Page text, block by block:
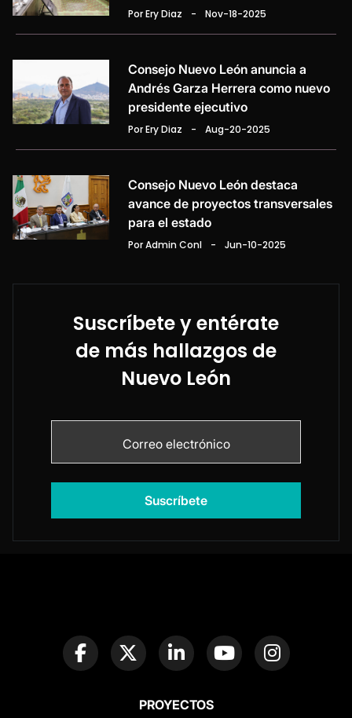
Por Ery Diaz - Nov-18-2025
Consejo Nuevo León anuncia a
Andrés Garza Herrera como nuevo
presidente ejecutivo
Por Ery Diaz - Aug-20-2025
Consejo Nuevo León destaca
avance de proyectos transversales
para el estado
Por Admin Conl - Jun-10-2025
Suscríbete y entérate
de más hallazgos de
Nuevo León
PROYECTOS